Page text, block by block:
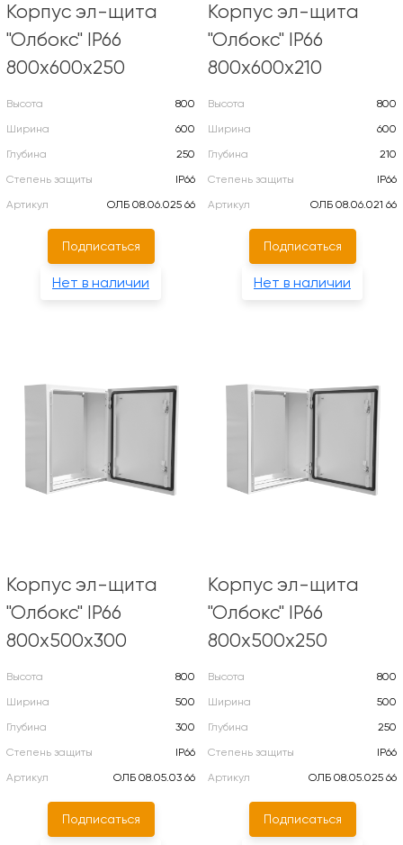
Корпус эл-щита
"Олбокс" IP66
800х600х250
Высота
800
Ширина
600
Глубина
250
Степень защиты
IP66
Артикул
ОЛБ 08.06.025 66
Подписаться
Нет в наличии
Корпус эл-щита
"Олбокс" IP66
800х600х210
Высота
800
Ширина
600
Глубина
210
Степень защиты
IP66
Артикул
ОЛБ 08.06.021 66
Подписаться
Нет в наличии
Корпус эл-щита
"Олбокс" IP66
800х500х300
Высота
800
Ширина
500
Глубина
300
Степень защиты
IP66
Артикул
ОЛБ 08.05.03 66
Подписаться
Корпус эл-щита
"Олбокс" IP66
800х500х250
Высота
800
Ширина
500
Глубина
250
Степень защиты
IP66
Артикул
ОЛБ 08.05.025 66
Подписаться